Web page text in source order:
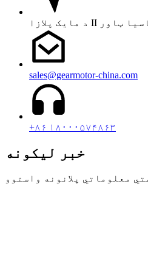
sales@gearmotor-china.com
+۸۶ ۱۸۰۰۰۵۷۴۸۶۳
خبر لیکونه